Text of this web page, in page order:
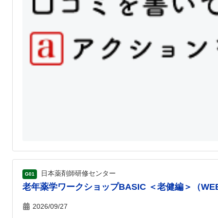
G01 日本薬剤師研修センター
老年薬学ワークショップBASIC ＜老健編＞（
2026/09/27